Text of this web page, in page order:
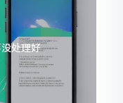
处理好